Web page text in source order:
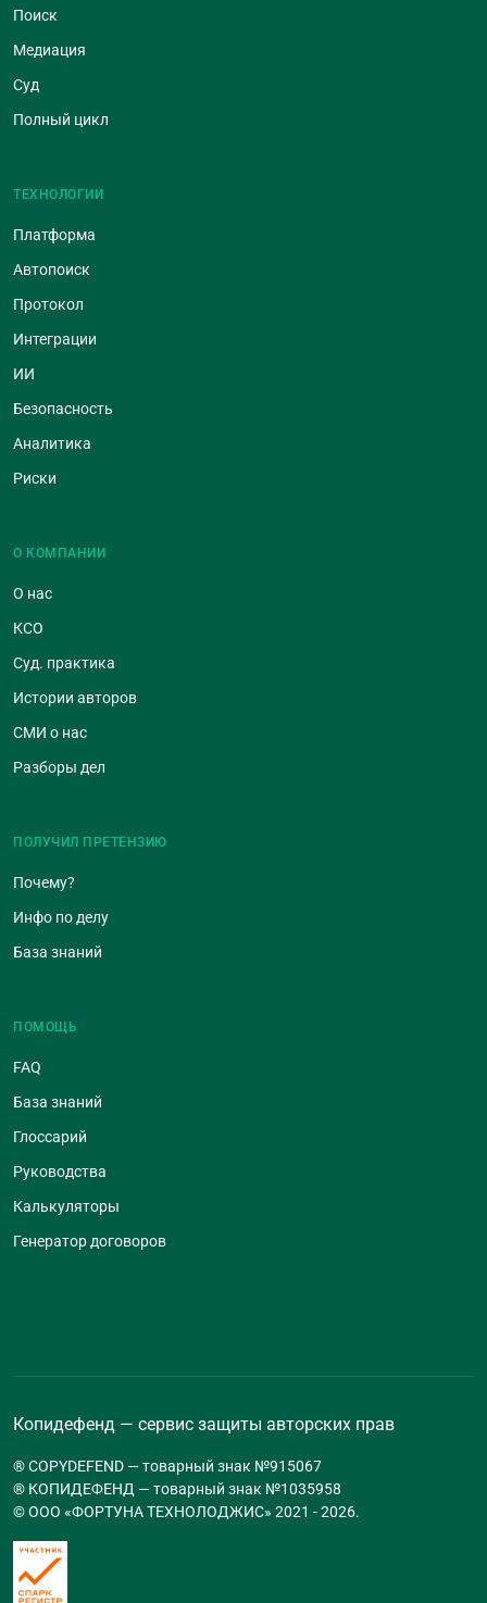
Поиск
Медиация
Суд
Полный цикл
ТЕХНОЛОГИИ
Платформа
Автопоиск
Протокол
Интеграции
ИИ
Безопасность
Аналитика
Риски
О КОМПАНИИ
О нас
КСО
Суд. практика
Истории авторов
СМИ о нас
Разборы дел
ПОЛУЧИЛ ПРЕТЕНЗИЮ
Почему?
Инфо по делу
База знаний
ПОМОЩЬ
FAQ
База знаний
Глоссарий
Руководства
Калькуляторы
Генератор договоров
Копидефенд — сервис защиты авторских прав
® COPYDEFEND — товарный знак №915067
® КОПИДЕФЕНД — товарный знак №1035958
© ООО «ФОРТУНА ТЕХНОЛОДЖИС» 2021 -2026.